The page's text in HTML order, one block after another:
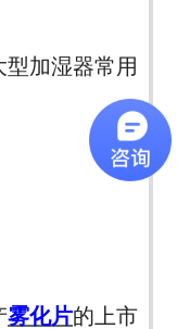
型加湿器常用
雾化片的上市